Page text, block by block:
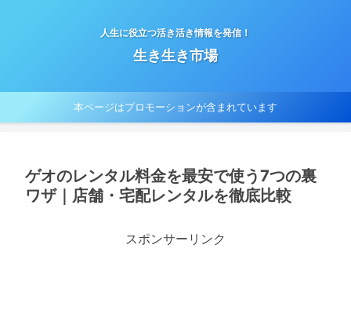
人生に役立つ活き活き情報を発信！
生き生き市場
本ページはプロモーションが含まれています
ゲオのレンタル料金を最安で使う7つの裏
ワザ｜店舗・宅配レンタルを徹底比較
スポンサーリンク